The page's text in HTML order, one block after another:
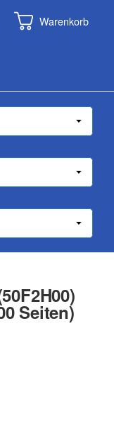
Warenkorb
Seiten)